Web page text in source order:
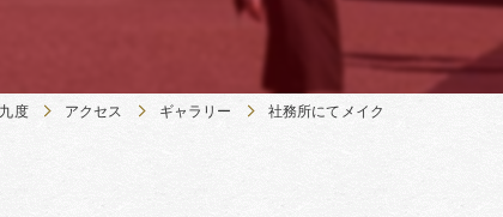
度 アクセス ギャラリー 社務所にてメイク